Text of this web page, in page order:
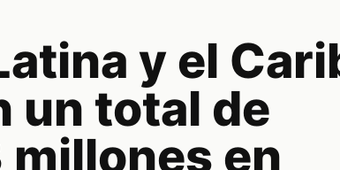
y el
un total de
en